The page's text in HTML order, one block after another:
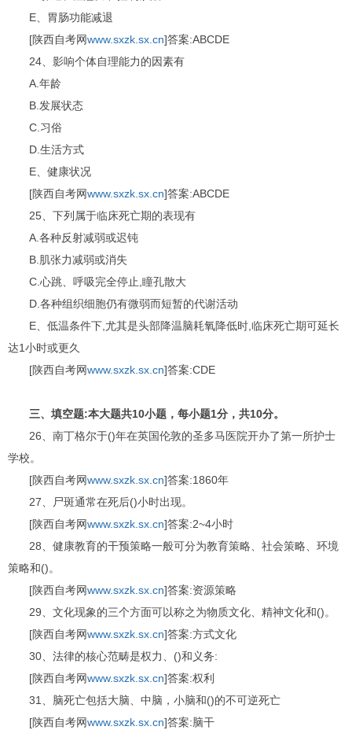
E、胃肠功能减退
[陕西自考网www.sxzk.sx.cn]答案:ABCDE
24、影响个体自理能力的因素有
A.年龄
B.发展状态
C.习俗
D.生活方式
E、健康状况
[陕西自考网www.sxzk.sx.cn]答案:ABCDE
25、下列属于临床死亡期的表现有
A.各种反射减弱或迟钝
B.肌张力减弱或消失
C.心跳、呼吸完全停止,瞳孔散大
D.各种组织细胞仍有微弱而短暂的代谢活动
E、低温条件下,尤其是头部降温脑耗氧降低时,临床死亡期可延长
达1小时或更久
[陕西自考网www.sxzk.sx.cn]答案:CDE
三、填空题:本大题共10小题，每小题1分，共10分。
26、南丁格尔于()年在英国伦敦的圣多马医院开办了第一所护士
学校。
[陕西自考网www.sxzk.sx.cn]答案:1860年
27、尸斑通常在死后()小时出现。
[陕西自考网www.sxzk.sx.cn]答案:2~4小时
28、健康教育的干预策略一般可分为教育策略、社会策略、环境
策略和()。
[陕西自考网www.sxzk.sx.cn]答案:资源策略
29、文化现象的三个方面可以称之为物质文化、精神文化和()。
[陕西自考网www.sxzk.sx.cn]答案:方式文化
30、法律的核心范畴是权力、()和义务:
[陕西自考网www.sxzk.sx.cn]答案:权利
31、脑死亡包括大脑、中脑，小脑和()的不可逆死亡
[陕西自考网www.sxzk.sx.cn]答案:脑干